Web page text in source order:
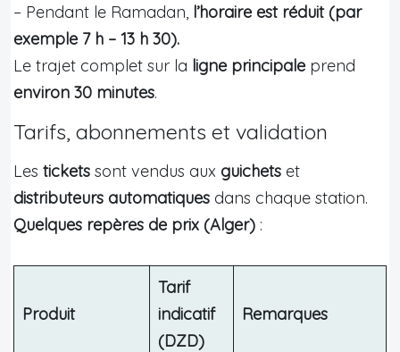
– Pendant le Ramadan, l’horaire est réduit (par
exemple 7 h – 13 h 30).
Le trajet complet sur la ligne principale prend
environ 30 minutes.
Tarifs, abonnements et validation
Les tickets sont vendus aux guichets et
distributeurs automatiques dans chaque station.
Quelques repères de prix (Alger) :
Produit
Tarif
indicatif
(DZD)
Remarques